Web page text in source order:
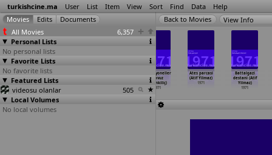
turkishcine.ma User List Item View Sort Find Data Help
All Movies
6,357
Personal Lists
No personal lists
Favorite Lists
No favorite lists
Featured Lists
videosu olanlar
505
Local Volumes
No local volumes
View Info
Üç arkadas
(Memduh Ün)
1971
Profesyoneller
(Yavuz
Yalinkiliç)
1971
Ates parcasi
(Atif Yilmaz)
1971
Battalgazi
destani (Atif
Yilmaz)
1971